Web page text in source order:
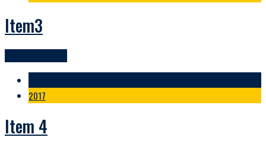
Item3
2017
Item 4